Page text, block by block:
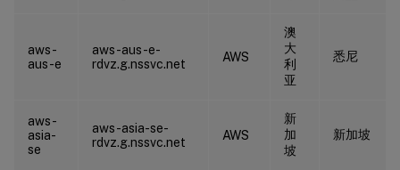
aws-
aus-e
aws-aus-e-
rdvz.g.nssvc.net
AWS
澳
大
利
亚
悉尼
aws-
asia-
se
aws-asia-se-
rdvz.g.nssvc.net
AWS
新
加
坡
新加坡